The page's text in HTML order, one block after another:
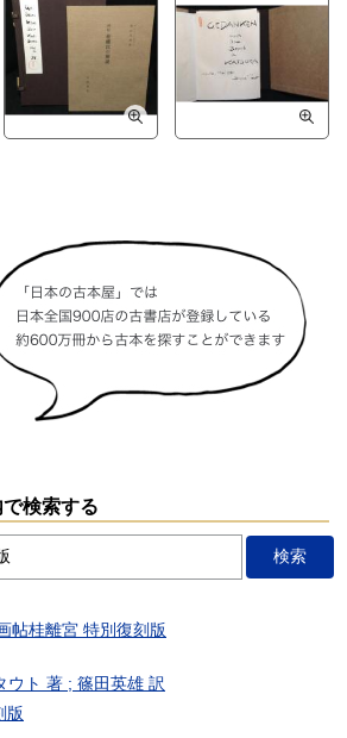
で検索する
帖桂離宮 特別復刻版
ウト 著 ; 篠田英雄 訳
版